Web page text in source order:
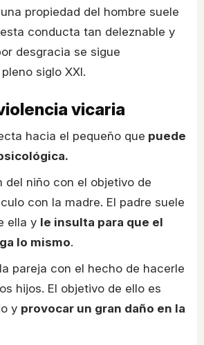
propiedad del hombre suele
conducta tan deleznable y
desgracia se sigue
siglo XXI.
vicaria
hacia el pequeño que puede
del niño con el objetivo de
con la madre. El padre suele
ella y le insulta para que el
lo mismo.
pareja con el hecho de hacerle
hijos. El objetivo de ello es
y provocar un gran daño en la